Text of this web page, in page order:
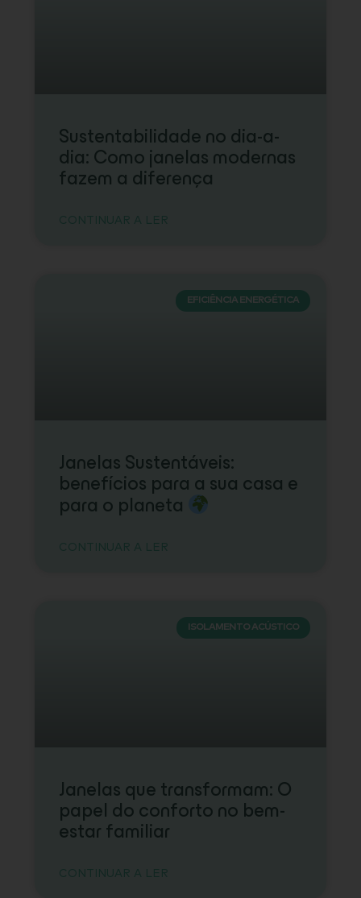
Sustentabilidade no dia-a-
dia: Como janelas modernas
fazem a diferença
CONTINUAR A LER
EFICIÊNCIA ENERGÉTICA
Janelas Sustentáveis:
benefícios para a sua casa e
para o planeta
CONTINUAR A LER
ISOLAMENTO ACÚSTICO
Janelas que transformam: O
papel do conforto no bem-
estar familiar
CONTINUAR A LER